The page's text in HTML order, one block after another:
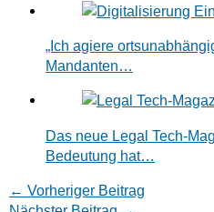
„Ich agiere
Mandanten…
Das neue Legal Tech-
Bedeutung hat…
← Vorheriger Beitrag